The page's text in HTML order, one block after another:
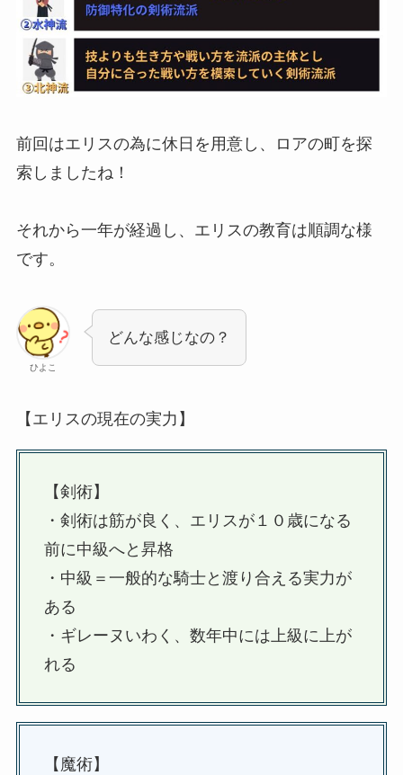
前回はエリスの為に休日を用意し、ロアの町を探
索しましたね！
それから一年が経過し、エリスの教育は順調な様
です。
ひよこ
どんな感じなの？
【エリスの現在の実力】
【剣術】
・剣術は筋が良く、エリスが１０歳になる
前に中級へと昇格
・中級＝一般的な騎士と渡り合える実力が
ある
・ギレーヌいわく、数年中には上級に上が
れる
【魔術】